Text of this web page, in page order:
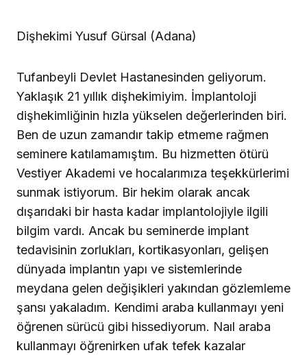
Dişhekimi Yusuf Gürsal (Adana)
Tufanbeyli Devlet Hastanesinden geliyorum.
Yaklaşık 21 yıllık dişhekimiyim. İmplantoloji
dişhekimliğinin hızla yükselen değerlerinden biri.
Ben de uzun zamandır takip etmeme rağmen
seminere katılamamıştım. Bu hizmetten ötürü
Vestiyer Akademi ve hocalarımıza teşekkürlerimi
sunmak istiyorum. Bir hekim olarak ancak
dışarıdaki bir hasta kadar implantolojiyle ilgili
bilgim vardı. Ancak bu seminerde implant
tedavisinin zorlukları, kortikasyonları, gelişen
dünyada implantın yapı ve sistemlerinde
meydana gelen değişikleri yakından gözlemleme
şansı yakaladım. Kendimi araba kullanmayı yeni
öğrenen sürücü gibi hissediyorum. Naıl araba
kullanmayı öğrenirken ufak tefek kazalar